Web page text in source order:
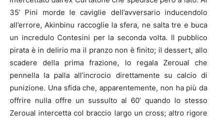
35’ Pini morde le caviglie dell’avversario inducendolo
all’errore, Akinbinu raccoglie la sfera, ne salta tre e buca
un incredulo Contesini per la seconda volta. Il pubblico
pirata è in delirio ma il pranzo non è finito; il dessert, allo
scadere della prima frazione, lo regala Zeroual che
pennella la palla all’incrocio direttamente su calcio di
punizione. Una sfida che, apparentemente, non ha più da
offrire nulla offre un sussulto al 60’ quando lo stesso
Zeroual intercetta col braccio largo un cross; altro rigore